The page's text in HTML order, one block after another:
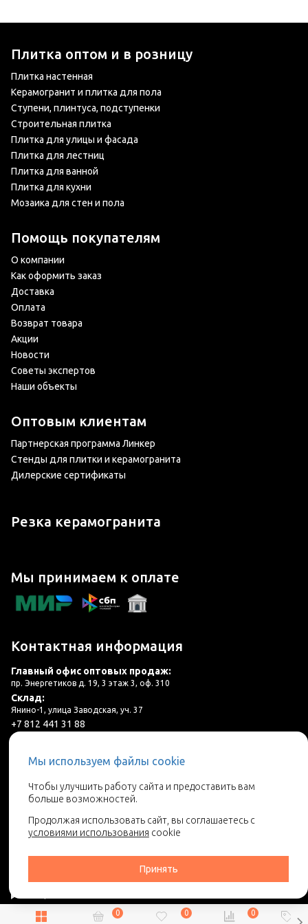
0 0 0
Плитка оптом и в розницу
Плитка настенная
Керамогранит и плитка для пола
Ступени, плинтуса, подступенки
Строительная плитка
Плитка для улицы и фасада
Плитка для лестниц
Плитка для ванной
Плитка для кухни
Мозаика для стен и пола
Помощь покупателям
О компании
Как оформить заказ
Доставка
Оплата
Возврат товара
Акции
Новости
Советы экспертов
Наши объекты
Оптовым клиентам
Партнерская программа Линкер
Стенды для плитки и керамогранита
Дилерские сертификаты
Резка керамогранита
Мы принимаем к оплате
Контактная информация
Главный офис оптовых продаж:
пр. Энергетиков д. 19, 3 этаж 3, оф. 310
Склад:
Янино-1, улица Заводская, уч. 37
+7 812 441 31 88
plitka@lincer.ru
3 салона в г. Санкт-Петербург и ЛО
Мы используем файлы cookie
Чтобы улучшить работу сайта и предоставить вам
больше возможностей.
Продолжая использовать сайт, вы соглашаетесь с
условиями использования cookie
Принять